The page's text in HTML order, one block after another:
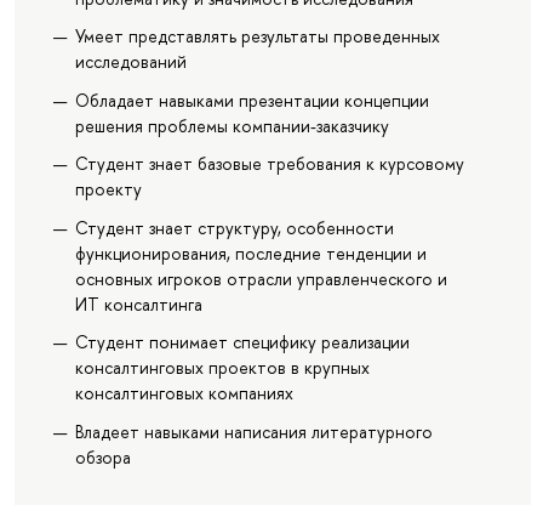
Умеет представлять результаты проведенных
исследований
Обладает навыками презентации концепции
решения проблемы компании-заказчику
Студент знает базовые требования к курсовому
проекту
Студент знает структуру, особенности
функционирования, последние тенденции и
основных игроков отрасли управленческого и
ИТ консалтинга
Студент понимает специфику реализации
консалтинговых проектов в крупных
консалтинговых компаниях
Владеет навыками написания литературного
обзора